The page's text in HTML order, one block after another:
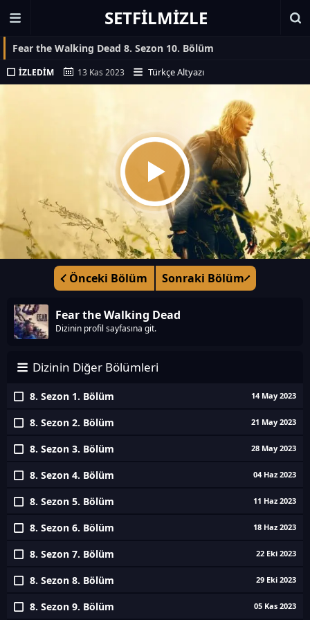
SETFILMIZLE
Fear the Walking Dead 8. Sezon 10. Bölüm
İZLEDIM 13 Kas 2023 Türkçe Altyazı
Önceki Bölüm Sonraki Bölüm
Fear the Walking Dead
Dizinin profil sayfasına git.
Dizinin Diğer Bölümleri
8. Sezon 1. Bölüm 14 May 2023
8. Sezon 2. Bölüm 21 May 2023
8. Sezon 3. Bölüm 28 May 2023
8. Sezon 4. Bölüm 04 Haz 2023
8. Sezon 5. Bölüm 11 Haz 2023
8. Sezon 6. Bölüm 18 Haz 2023
8. Sezon 7. Bölüm 22 Eki 2023
8. Sezon 8. Bölüm 29 Eki 2023
8. Sezon 9. Bölüm 05 Kas 2023